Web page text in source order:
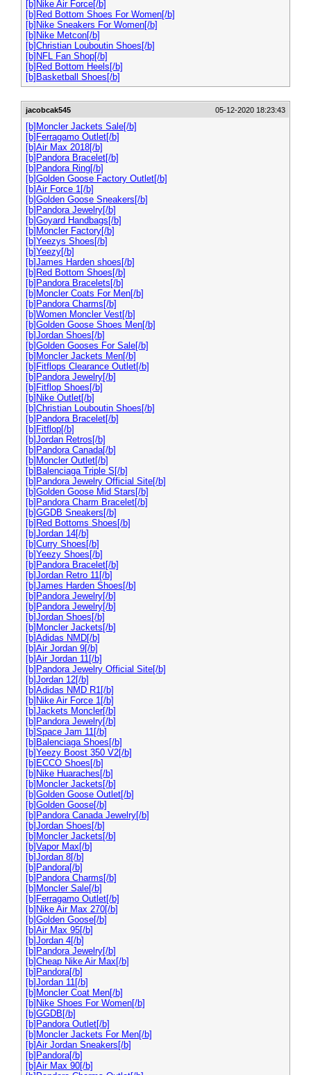
[b]Nike Air Force[/b]
[b]Red Bottom Shoes For Women[/b]
[b]Nike Sneakers For Women[/b]
[b]Nike Metcon[/b]
[b]Christian Louboutin Shoes[/b]
[b]NFL Fan Shop[/b]
[b]Red Bottom Heels[/b]
[b]Basketball Shoes[/b]
jacobcak545 05-12-2020 18:23:43
[b]Moncler Jackets Sale[/b]
[b]Ferragamo Outlet[/b]
[b]Air Max 2018[/b]
[b]Pandora Bracelet[/b]
[b]Pandora Ring[/b]
[b]Golden Goose Factory Outlet[/b]
[b]Air Force 1[/b]
[b]Golden Goose Sneakers[/b]
[b]Pandora Jewelry[/b]
[b]Goyard Handbags[/b]
[b]Moncler Factory[/b]
[b]Yeezys Shoes[/b]
[b]Yeezy[/b]
[b]James Harden shoes[/b]
[b]Red Bottom Shoes[/b]
[b]Pandora Bracelets[/b]
[b]Moncler Coats For Men[/b]
[b]Pandora Charms[/b]
[b]Women Moncler Vest[/b]
[b]Golden Goose Shoes Men[/b]
[b]Jordan Shoes[/b]
[b]Golden Gooses For Sale[/b]
[b]Moncler Jackets Men[/b]
[b]Fitflops Clearance Outlet[/b]
[b]Pandora Jewelry[/b]
[b]Fitflop Shoes[/b]
[b]Nike Outlet[/b]
[b]Christian Louboutin Shoes[/b]
[b]Pandora Bracelet[/b]
[b]Fitflop[/b]
[b]Jordan Retros[/b]
[b]Pandora Canada[/b]
[b]Moncler Outlet[/b]
[b]Balenciaga Triple S[/b]
[b]Pandora Jewelry Official Site[/b]
[b]Golden Goose Mid Stars[/b]
[b]Pandora Charm Bracelet[/b]
[b]GGDB Sneakers[/b]
[b]Red Bottoms Shoes[/b]
[b]Jordan 14[/b]
[b]Curry Shoes[/b]
[b]Yeezy Shoes[/b]
[b]Pandora Bracelet[/b]
[b]Jordan Retro 11[/b]
[b]James Harden Shoes[/b]
[b]Pandora Jewelry[/b]
[b]Pandora Jewelry[/b]
[b]Jordan Shoes[/b]
[b]Moncler Jackets[/b]
[b]Adidas NMD[/b]
[b]Air Jordan 9[/b]
[b]Air Jordan 11[/b]
[b]Pandora Jewelry Official Site[/b]
[b]Jordan 12[/b]
[b]Adidas NMD R1[/b]
[b]Nike Air Force 1[/b]
[b]Jackets Moncler[/b]
[b]Pandora Jewelry[/b]
[b]Space Jam 11[/b]
[b]Balenciaga Shoes[/b]
[b]Yeezy Boost 350 V2[/b]
[b]ECCO Shoes[/b]
[b]Nike Huaraches[/b]
[b]Moncler Jackets[/b]
[b]Golden Goose Outlet[/b]
[b]Golden Goose[/b]
[b]Pandora Canada Jewelry[/b]
[b]Jordan Shoes[/b]
[b]Moncler Jackets[/b]
[b]Vapor Max[/b]
[b]Jordan 8[/b]
[b]Pandora[/b]
[b]Pandora Charms[/b]
[b]Moncler Sale[/b]
[b]Ferragamo Outlet[/b]
[b]Nike Air Max 270[/b]
[b]Golden Goose[/b]
[b]Air Max 95[/b]
[b]Jordan 4[/b]
[b]Pandora Jewelry[/b]
[b]Cheap Nike Air Max[/b]
[b]Pandora[/b]
[b]Jordan 11[/b]
[b]Moncler Coat Men[/b]
[b]Nike Shoes For Women[/b]
[b]GGDB[/b]
[b]Pandora Outlet[/b]
[b]Moncler Jackets For Men[/b]
[b]Air Jordan Sneakers[/b]
[b]Pandora[/b]
[b]Air Max 90[/b]